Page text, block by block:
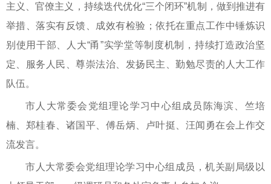
主义、官僚主义，持续迭代优化“三个闭环”机制，做到推进有
举措、落实有反馈、成效有检验；依托在重点工作中锤炼识
别使用干部、人大“甬”实学堂等制度机制，持续打造政治坚
定、服务人民、尊崇法治、发扬民主、勤勉尽责的人大工作
队伍。
市人大常委会党组理论学习中心组成员陈海滨、竺培
楠、郑桂春、诸国平、傅岳炳、卢叶挺、汪闻勇在会上作交
流发言。
市人大常委会党组理论学习中心组成员，机关副局级以